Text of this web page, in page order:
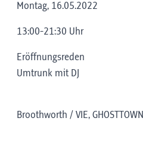
Montag, 16.05.2022
13:00-21:30 Uhr
Eröffnungsreden
Umtrunk mit DJ
Broothworth / VIE, GHOSTTOWN